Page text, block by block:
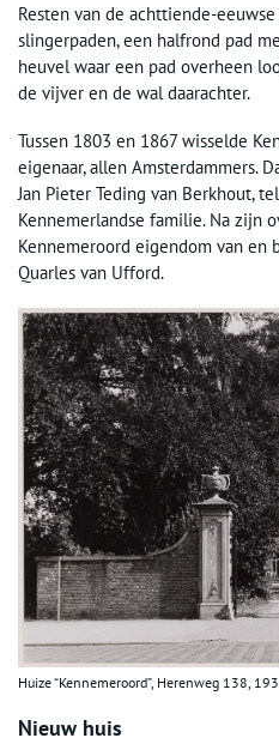
Resten van de achttiende-
slingerpaden, een halfrond pad
heuvel waar een pad overheen
de vijver en de wal daarachter.
Tussen 1803 en 1867 wisselde
eigenaar, allen Amsterdammers.
Jan Pieter Teding van Berkhout,
Kennemerlandse familie. Na zijn
Kennemeroord eigendom van
Quarles van Ufford.
Huize “Kennemeroord”, Herenweg 138,
Nieuw huis